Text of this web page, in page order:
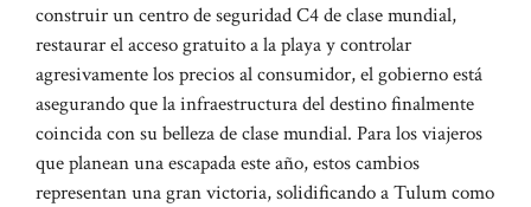
construir un centro de seguridad C4 de clase mundial,
restaurar el acceso gratuito a la playa y controlar
agresivamente los precios al consumidor, el gobierno está
asegurando que la infraestructura del destino finalmente
coincida con su belleza de clase mundial. Para los viajeros
que planean una escapada este año, estos cambios
representan una gran victoria, solidificando a Tulum como